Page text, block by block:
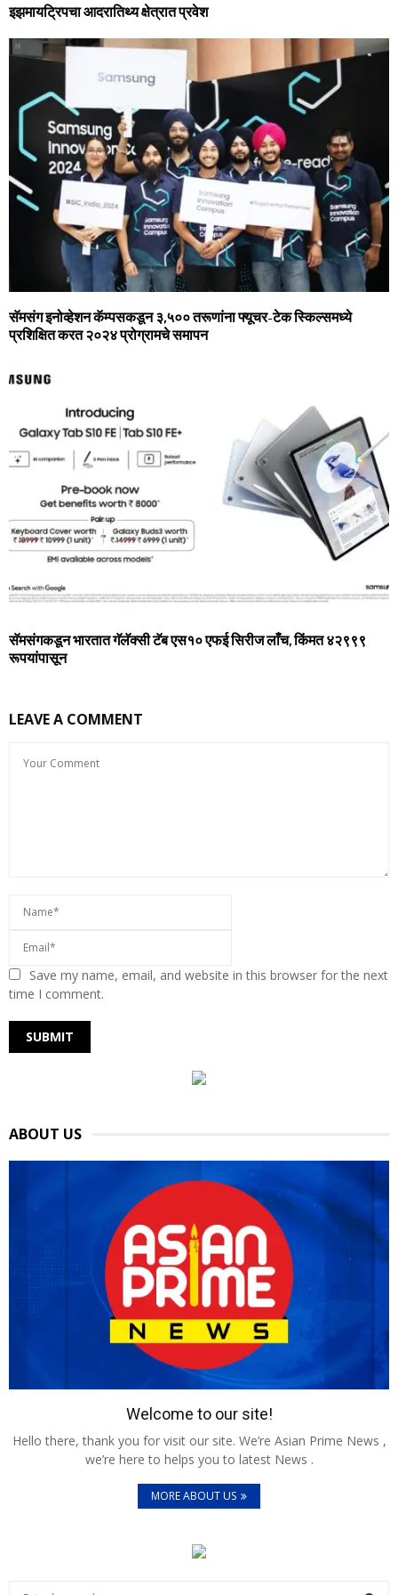
इझमायट्रिपचा आदरातिथ्‍य क्षेत्रात प्रवेश
सॅमसंग इनोव्‍हेशन कॅम्‍पसकडून ३,५०० तरूणांना फ्यूचर-टेक स्किल्‍समध्‍ये
प्रशिक्षित करत २०२४ प्रोग्रामचे समापन
सॅमसंगकडून भारतात गॅलॅक्‍सी टॅब एस१० एफई सिरीज लाँच, किंमत ४२९९९
रूपयांपासून
LEAVE A COMMENT
Save my name, email, and website in this browser for the next
time I comment.
ABOUT US
Welcome to our site!
Hello there, thank you for visit our site. We’re Asian Prime News ,
we’re here to helps you to latest News .
MORE ABOUT US